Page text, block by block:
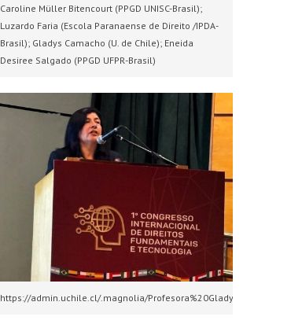
Caroline Müller Bitencourt (PPGD UNISC-Brasil);
Luzardo Faria (Escola Paranaense de Direito /IPDA-
Brasil); Gladys Camacho (U. de Chile); Eneida
Desiree Salgado (PPGD UFPR-Brasil)
https://admin.uchile.cl/.magnolia/Profesora%20Gladys%20Camacho.